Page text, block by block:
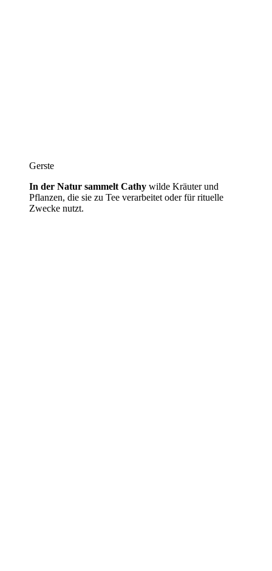
Gerste
In der Natur sammelt Cathy wilde Kräuter und
Pflanzen, die sie zu Tee verarbeitet oder für rituelle
Zwecke nutzt.